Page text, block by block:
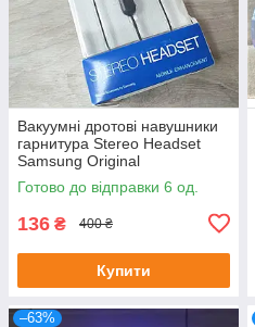
Вакуумні дротові навушники
гарнитура Stereo Headset
Samsung Original
Готово до відправки 6 од.
136 ₴ 400 ₴
Купити
–63%